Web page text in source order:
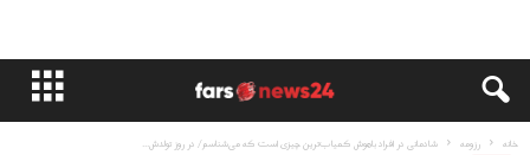
خانه رزومه شادمانی در افراد باهوش کمیاب‌ترین چیزی است که می‌شناسم/ در روز تولدش...